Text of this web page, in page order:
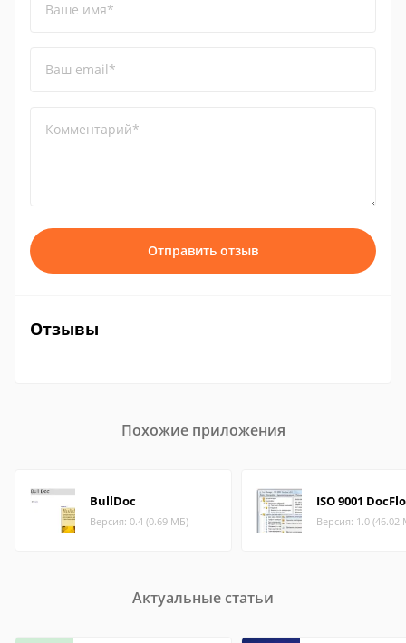
Ваше имя*
Ваш email*
Комментарий*
Отправить отзыв
Отзывы
Похожие приложения
BullDoc
Версия: 0.4 (0.69 МБ)
ISO 9001
Версия: 1.0 (46.02
Актуальные статьи